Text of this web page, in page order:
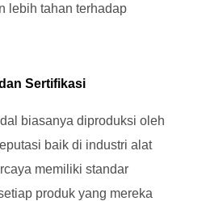
lebih tahan terhadap
Sertifikasi
biasanya diproduksi oleh
baik di industri alat
memiliki standar
produk yang mereka